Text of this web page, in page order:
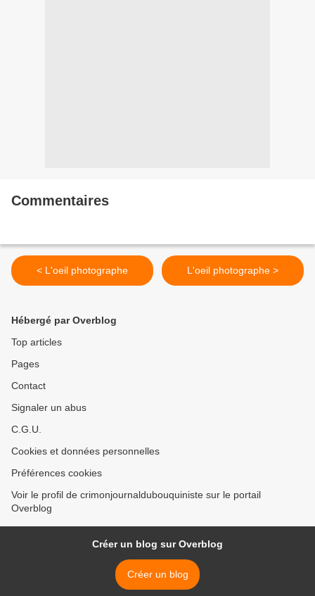
Commentaires
< L'oeil photographe L'oeil photographe >
Hébergé par Overblog
Top articles
Pages
Contact
Signaler un abus
C.G.U.
Cookies et données personnelles
Préférences cookies
Voir le profil de crimonjournaldubouquiniste sur le portail
Overblog
Créer un blog sur Overblog
Créer un blog